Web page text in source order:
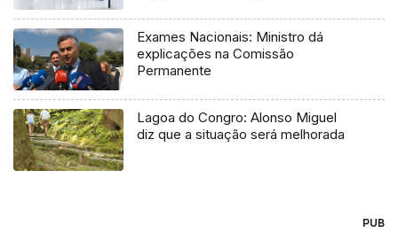
Exames Nacionais: Ministro dá
explicações na Comissão
Permanente
Lagoa do Congro: Alonso Miguel
diz que a situação será melhorada
PUB